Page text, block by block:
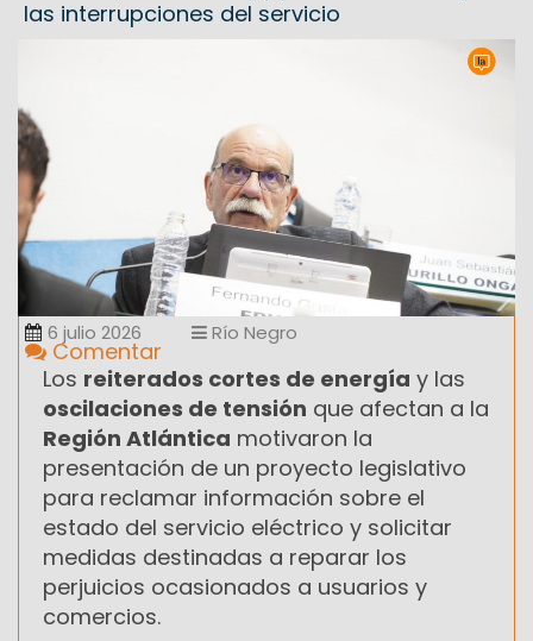
las interrupciones del servicio
6 julio 2026 Río Negro
Comentar
Los reiterados cortes de energía y las
oscilaciones de tensión que afectan a la
Región Atlántica motivaron la
presentación de un proyecto legislativo
para reclamar información sobre el
estado del servicio eléctrico y solicitar
medidas destinadas a reparar los
perjuicios ocasionados a usuarios y
comercios.